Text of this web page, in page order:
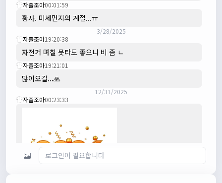
자출조아00:01:59
황사. 미세먼지의 계절...ㅠ
3/28/2025
자출조아19:20:38
자전거 며칠 못타도 좋으니 비 좀 ㄴ
자출조아19:21:01
많이오길...🙏
12/31/2025
자출조아00:23:33